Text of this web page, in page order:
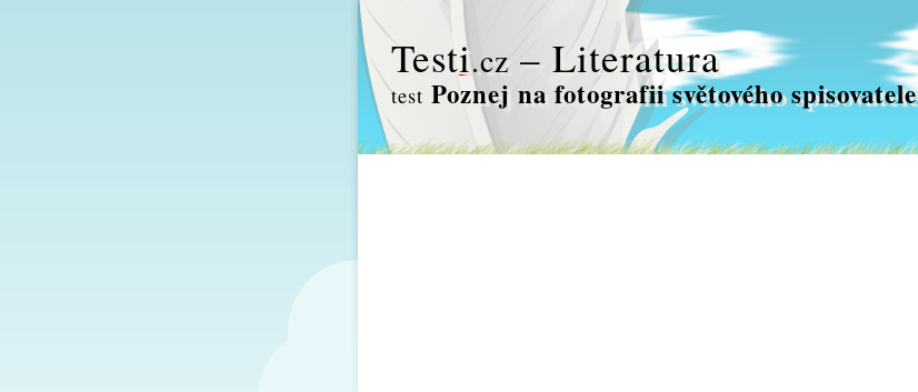
Testi.cz – Literatura
test Poznej na fotografii světového spisovatele